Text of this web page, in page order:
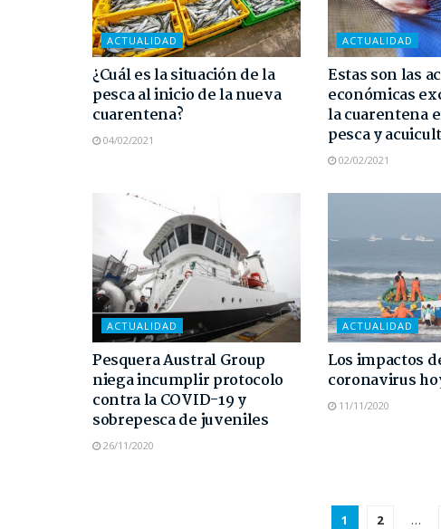
ACTUALIDAD
¿Cuál es la situación de la
pesca al inicio de la nueva
cuarentena?
04/02/2021
ACTUALIDAD
Estas son las
económicas
la cuarentena
pesca y
02/02/2021
ACTUALIDAD
Pesquera Austral Group
niega incumplir protocolo
contra la COVID-19 y
sobrepesca de juveniles
26/11/2020
ACTUALIDAD
Los impactos
coronavirus
11/11/2020
1 2 …